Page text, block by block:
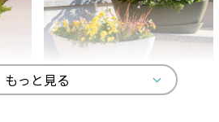
もっと見る